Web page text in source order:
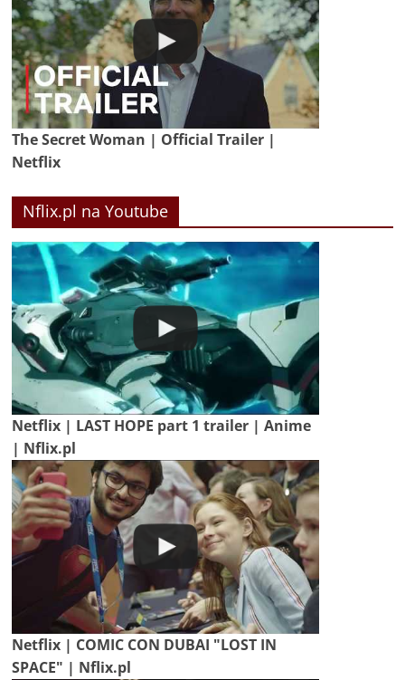
The Secret Woman | Official Trailer |
Netflix
Nflix.pl na Youtube
Netflix | LAST HOPE part 1 trailer | Anime
| Nflix.pl
Netflix | COMIC CON DUBAI "LOST IN
SPACE" | Nflix.pl